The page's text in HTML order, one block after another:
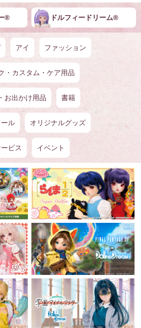
® ドルフィー︎︎︎︎ドリー️ム®
アイ ファッション
・カスタム・ケア用品
お出かけ用品 書籍
ル オリジナルグッズ
ビス イベント